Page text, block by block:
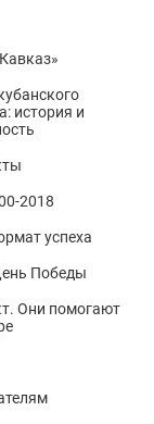
история и
2018
успеха
Победы
Они помогают